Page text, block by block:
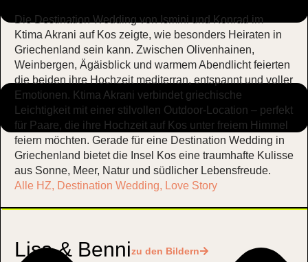
Die Destination Wedding von Ismini und Konrad im
Ktima Akrani auf Kos zeigte, wie besonders Heiraten in
Griechenland sein kann. Zwischen Olivenhainen,
Weinbergen, Ägäisblick und warmem Abendlicht feierten
die beiden ihre Hochzeit mediterran, entspannt und voller
Emotionen. Ktima Akrani verbindet griechische
Leichtigkeit mit einer stilvollen Outdoor-Location – perfekt
für Paare, die ihre Hochzeit auf Kos unter freiem Himmel
feiern möchten. Gerade für eine Destination Wedding in
Griechenland bietet die Insel Kos eine traumhafte Kulisse
aus Sonne, Meer, Natur und südlicher Lebensfreude.
Alle HZ, Destination Wedding, Love Story
Lisa & Bennizu den Bildern